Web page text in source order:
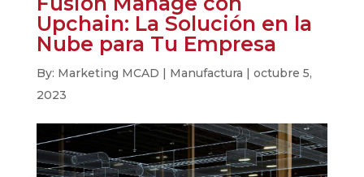
Upchain: La Solución en la
Nube para Tu Empresa
By: Marketing MCAD | Manufactura | octubre 5,
2023